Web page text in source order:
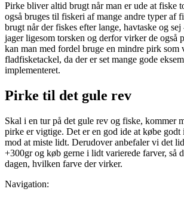
Pirke bliver altid brugt når man er ude at fiske
også bruges til fiskeri af mange andre typer af
brugt når der fiskes efter lange, havtaske og
jager ligesom torsken og derfor virker de også
kan man med fordel bruge en mindre pirk som
fladfisketackel, da der er set mange gode
implementeret.
Pirke til det gule rev
Skal i en tur på det gule rev og fiske, kommer
pirke er vigtige. Det er en god ide at købe godt
mod at miste lidt. Derudover anbefaler vi det
+300gr og køb gerne i lidt varierede farver, så
dagen, hvilken farve der virker.
Navigation: